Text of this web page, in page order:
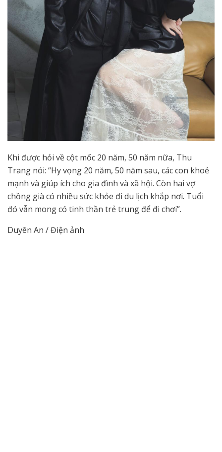
Khi được hỏi về cột mốc 20 năm, 50 năm nữa, Thu
Trang nói: “Hy vọng 20 năm, 50 năm sau, các con khoẻ
mạnh và giúp ích cho gia đình và xã hội. Còn hai vợ
chồng già có nhiều sức khỏe đi du lịch khắp nơi. Tuổi
đó vẫn mong có tinh thần trẻ trung để đi chơi”.
Duyên An / Điện ảnh